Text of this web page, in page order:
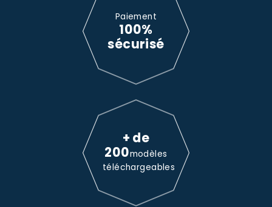
Paiement
100%
sécurisé
+ de
200modèles
téléchargeables